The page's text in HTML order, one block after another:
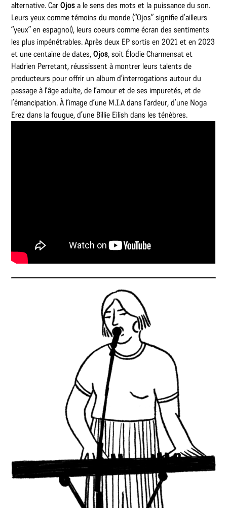
alternative. CarOjos a le sens des mots et la puissance du son.
Leurs yeux comme témoins du monde (“Ojos” signifie d’ailleurs
“yeux” en espagnol), leurs coeurs comme écran des sentiments
les plus impénétrables. Après deux EP sortis en 2021 et en 2023
et une centaine de dates,Ojos, soit Élodie Charmensat et
Hadrien Perretant, réussissent à montrer leurs talents de
producteurs pour offrir un album d’interrogations autour du
passage à l’âge adulte, de l’amour et de ses impuretés, et de
l’émancipation. À l’image d’une M.I.A dans l’ardeur, d’une Noga
Erez dans la fougue, d’une Billie Eilish dans les ténèbres.